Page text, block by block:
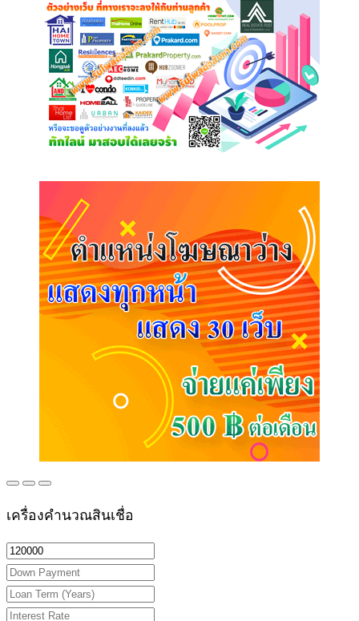
เครื่องคำนวณสินเชื่อ